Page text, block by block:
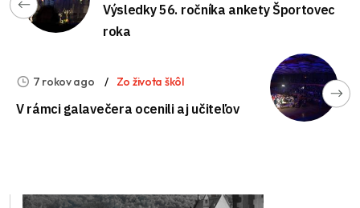
Výsledky 56. ročníka ankety Športovec
roka
7 rokov ago Zo života škôl
V rámci galavečera ocenili aj učiteľov